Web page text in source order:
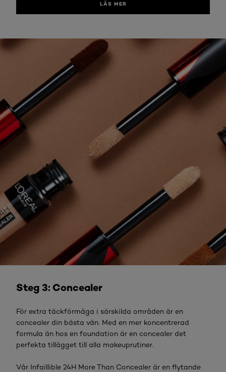
LÄS MER
Steg 3: Concealer
För extra täckförmåga i särskilda områden är en
concealer din bästa vän. Med en mer koncentrerad
formula än hos en foundation är en concealer det
perfekta tillägget till alla makeuprutiner.
Vår Infaillible 24H More Than Concealer är en flytande